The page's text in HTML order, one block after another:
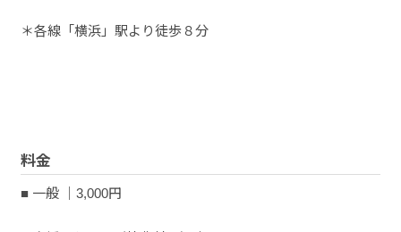
＊各線「横浜」駅より徒歩８分
料金
■ 一般 ｜3,000円